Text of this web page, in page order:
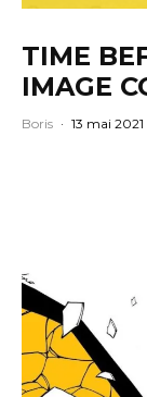
TIME
IMAGE
Boris · 13 mai 2021